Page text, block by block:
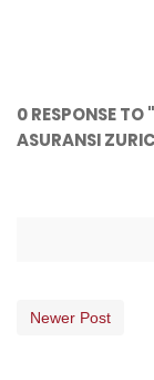
0 RESPONSE
ASURANSI
Newer Post